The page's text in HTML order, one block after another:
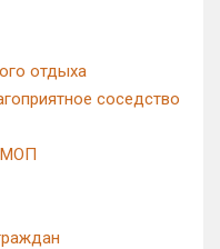
отдыха
соседство
МОП